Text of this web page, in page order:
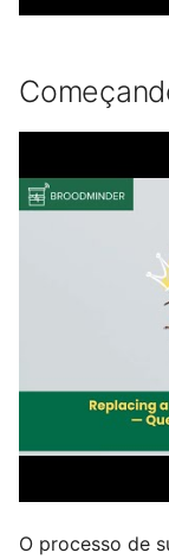
O processo de